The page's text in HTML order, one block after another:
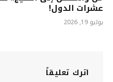
عشرات الدول!
يوليو 19, 2026
اترك تعليقاً